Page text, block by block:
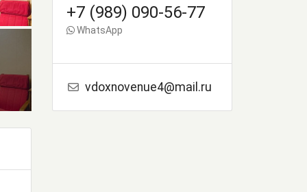
+7 (989) 090-56-77
WhatsApp
vdoxnovenue4@mail.ru